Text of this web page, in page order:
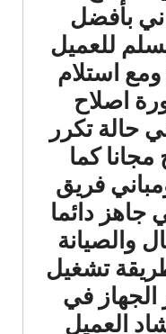
بأفضل
للعميل
ومع استلام
اصلاح
حالة تكرر
مجانا كما
فريق
جاهز دائما
والصيانة
تشغيل
الجهاز في
العميل